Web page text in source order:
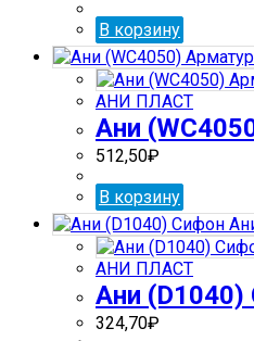
В корзину
АНИ ПЛАСТ
Ани
512,50₽
В корзину
АНИ ПЛАСТ
Ани (D1040)
324,70₽